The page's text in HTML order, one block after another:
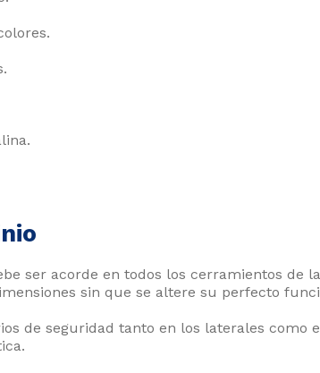
ser acorde en todos los cerramientos de
sin que se altere su perfecto
de seguridad tanto en los laterales